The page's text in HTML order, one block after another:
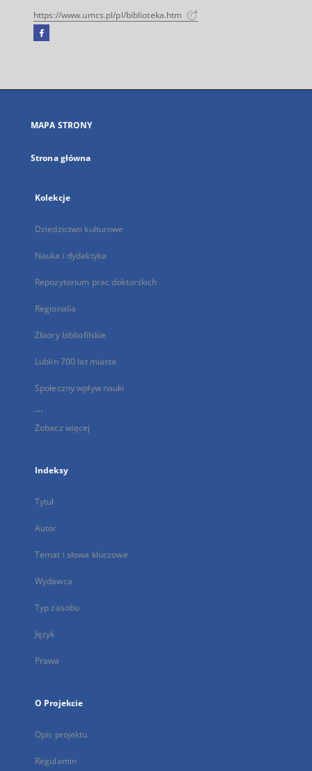
https://www.umcs.pl/pl/biblioteka.htm
Facebook
się
karcie
MAPA STRONY
Strona główna
Kolekcje
Dziedzictwo kulturowe
Nauka i dydaktyka
Repozytorium prac doktorskich
Regionalia
Zbiory bibliofilskie
Lublin 700 lat miasta
Społeczny wpływ nauki
...
Zobacz więcej
Indeksy
Tytuł
Autor
Temat i słowa kluczowe
Wydawca
Typ zasobu
Język
Prawa
O Projekcie
Opis projektu
Regulamin